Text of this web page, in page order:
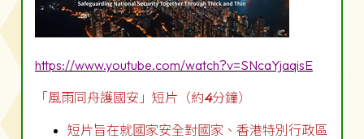
https://www.youtube.com/watch?v=SNcaYjaqisE
「風雨同舟護國安」短片（約4分鐘）
短片旨在就國家安全對國家、香港特別行政區